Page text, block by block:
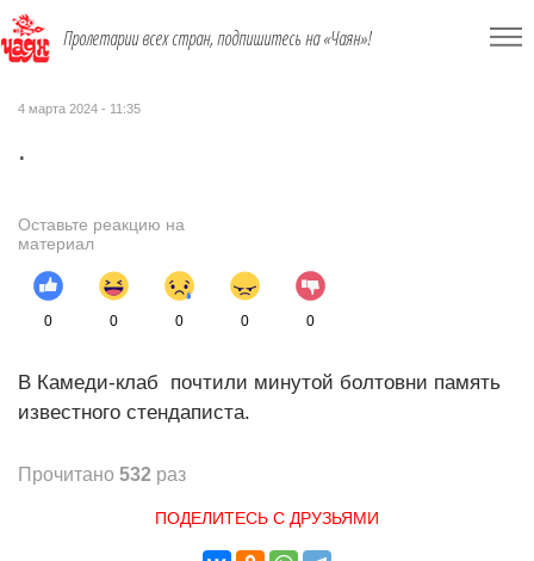
Пролетарии всех стран, подпишитесь на «Чаян»!
4 марта 2024 - 11:35
.
Оставьте реакцию на
материал
0 0 0 0 0
В Камеди-клаб почтили минутой болтовни память
известного стендаписта.
Прочитано 532 раз
ПОДЕЛИТЕСЬ С ДРУЗЬЯМИ